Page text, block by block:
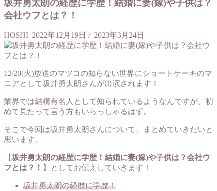
坂井勇太朗の経歴に学歴！結婚に妻(嫁)や子供は？
会社ウフとは？！
HOSHI 2022年12月19日 / 2023年3月24日
12/20(火)放送のマツコの知らない世界にショートケーキのマ
ニアとして坂井勇太朗さんが出演されます！
業界では結構有名人として知られているようなんですが、初
めて見たって言う方もいらっしゃるはず。
そこで今回は坂井勇太朗さんについて、まとめていきたいと
思います。
【坂井勇太朗の経歴に学歴！結婚に妻(嫁)や子供は？会社ウ
フとは？！ 】としてお伝えしていきます！
坂井勇太朗の経歴に学歴！